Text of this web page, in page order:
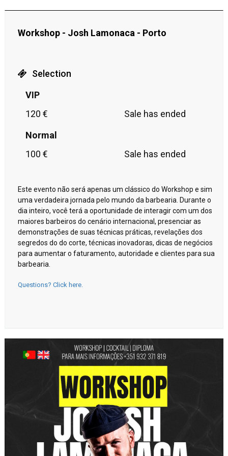
Workshop - Josh Lamonaca - Porto
Selection
VIP
120 €
Sale has ended
Normal
100 €
Sale has ended
Este evento não será apenas um clássico do Workshop e sim
uma verdadeira jornada pelo mundo da barbearia. Durante o
dia inteiro, você terá a oportunidade de interagir com um dos
maiores barbeiros do cenário internacional, presenciar as
demonstrações de suas técnicas práticas, revelações dos
segredos do do corte, técnicas inovadoras, dicas de negócios
para aumentar o faturamento, autoridade e clientes para sua
barbearia.
Questions? Click here.